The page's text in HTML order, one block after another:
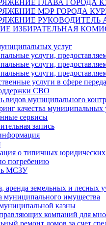
ГЛАВА ГОРОДА
МЭР ГОРОДА
РУКОВОДИТЕЛЬ
ИЗБИРАТЕЛЬНАЯ
услуг
услуги,
услуги,
услуги,
услуги в сфере
СВО
видов муниципального
качества муниципальных
сервисы
запись
о типичных
погребению
МСЗУ
аренда земельных и лесных
муниципального имущества
казны
компаний для
ремонт домов за счет